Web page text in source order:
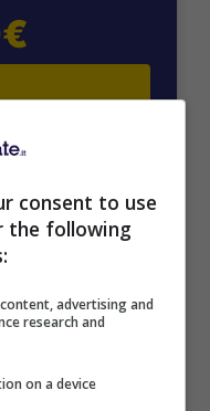
fino a 1.000€
a 50€
consent to use
the following
advertising and
research and
on a device